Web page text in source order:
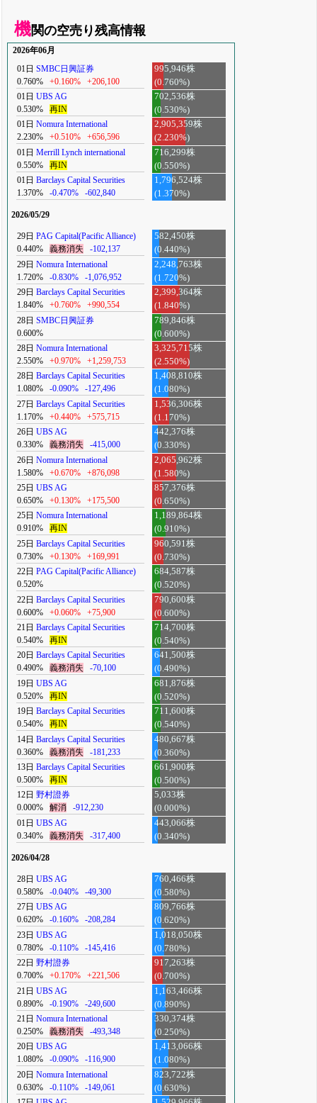
機関の空売り残高情報
2026年06月
01日 SMBC日興証券
0.760%
+0.160% +206,100
995,946株
(0.760%)
01日 UBS AG
0.530%
再IN
702,536株
(0.530%)
01日 Nomura International
2.230%
+0.510% +656,596
2,905,359株
(2.230%)
01日 Merrill Lynch international
0.550%
再IN
716,299株
(0.550%)
01日 Barclays Capital Securities
1.370%
-0.470% -602,840
1,796,524株
(1.370%)
2026/05/29
29日 PAG Capital(Pacific Alliance)
0.440%
義務消失 -102,137
582,450株
(0.440%)
29日 Nomura International
1.720%
-0.830% -1,076,952
2,248,763株
(1.720%)
29日 Barclays Capital Securities
1.840%
+0.760% +990,554
2,399,364株
(1.840%)
28日 SMBC日興証券
0.600%
789,846株
(0.600%)
28日 Nomura International
2.550%
+0.970% +1,259,753
3,325,715株
(2.550%)
28日 Barclays Capital Securities
1.080%
-0.090% -127,496
1,408,810株
(1.080%)
27日 Barclays Capital Securities
1.170%
+0.440% +575,715
1,536,306株
(1.170%)
26日 UBS AG
0.330%
義務消失 -415,000
442,376株
(0.330%)
26日 Nomura International
1.580%
+0.670% +876,098
2,065,962株
(1.580%)
25日 UBS AG
0.650%
+0.130% +175,500
857,376株
(0.650%)
25日 Nomura International
0.910%
再IN
1,189,864株
(0.910%)
25日 Barclays Capital Securities
0.730%
+0.130% +169,991
960,591株
(0.730%)
22日 PAG Capital(Pacific Alliance)
0.520%
684,587株
(0.520%)
22日 Barclays Capital Securities
0.600%
+0.060% +75,900
790,600株
(0.600%)
21日 Barclays Capital Securities
0.540%
再IN
714,700株
(0.540%)
20日 Barclays Capital Securities
0.490%
義務消失 -70,100
641,500株
(0.490%)
19日 UBS AG
0.520%
再IN
681,876株
(0.520%)
19日 Barclays Capital Securities
0.540%
再IN
711,600株
(0.540%)
14日 Barclays Capital Securities
0.360%
義務消失 -181,233
480,667株
(0.360%)
13日 Barclays Capital Securities
0.500%
再IN
661,900株
(0.500%)
12日 野村證券
0.000%
解消 -912,230
5,033株
(0.000%)
01日 UBS AG
0.340%
義務消失 -317,400
443,066株
(0.340%)
2026/04/28
28日 UBS AG
0.580%
-0.040% -49,300
760,466株
(0.580%)
27日 UBS AG
0.620%
-0.160% -208,284
809,766株
(0.620%)
23日 UBS AG
0.780%
-0.110% -145,416
1,018,050株
(0.780%)
22日 野村證券
0.700%
+0.170% +221,506
917,263株
(0.700%)
21日 UBS AG
0.890%
-0.190% -249,600
1,163,466株
(0.890%)
21日 Nomura International
0.250%
義務消失 -493,348
330,374株
(0.250%)
20日 UBS AG
1.080%
-0.090% -116,900
1,413,066株
(1.080%)
20日 Nomura International
0.630%
-0.110% -149,061
823,722株
(0.630%)